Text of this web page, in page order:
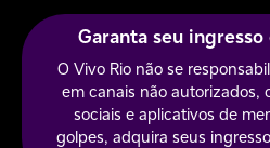
Garanta seu
O Vivo Rio não se
em canais não autorizados,
sociais e aplicativos de
golpes, adquira seus